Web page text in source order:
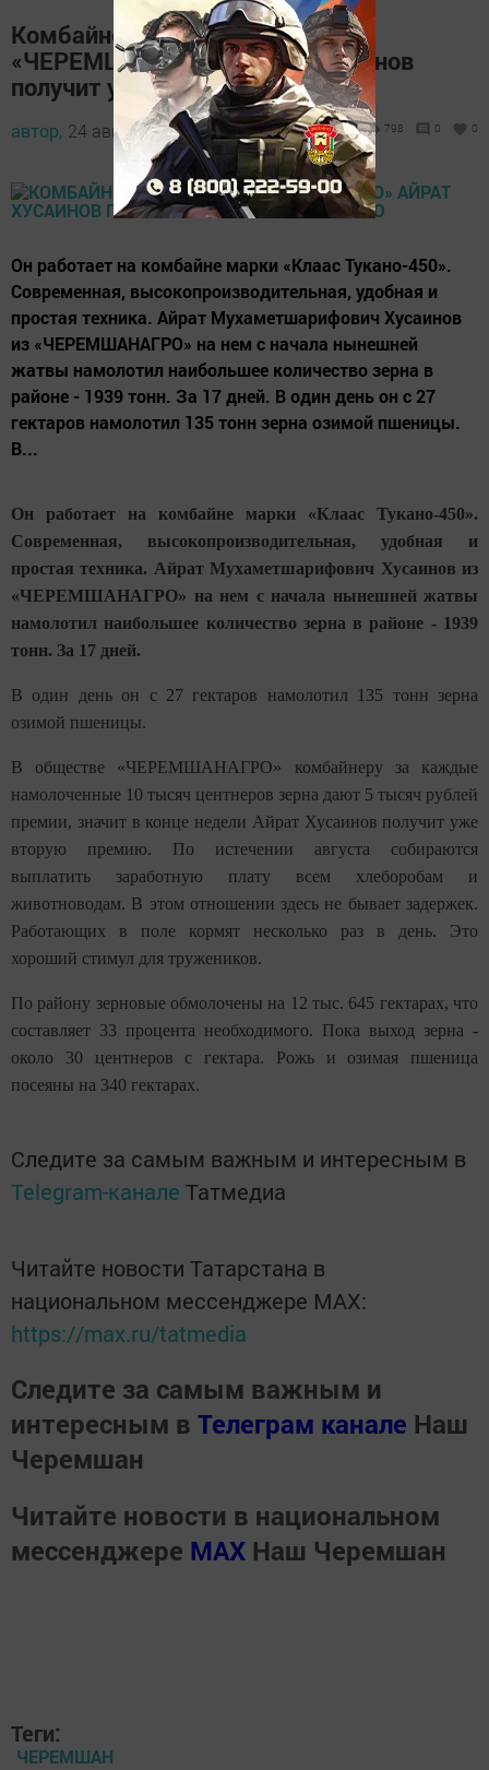
Комбайнер общества
«ЧЕРЕМШАНАГРО» Айрат Хусаинов
получит уже вторую премию
автор, 24 августа 2017 - 06:00 798 0 0
Он работает на комбайне марки «Клаас Тукано-450».
Современная, высокопроизводительная, удобная и
простая техника. Айрат Мухаметшарифович Хусаинов
из «ЧЕРЕМШАНАГРО» на нем с начала нынешней
жатвы намолотил наибольшее количество зерна в
районе - 1939 тонн. За 17 дней. В один день он с 27
гектаров намолотил 135 тонн зерна озимой пшеницы.
В...
Он работает на комбайне марки «Клаас Тукано-450».
Современная, высокопроизводительная, удобная и
простая техника. Айрат Мухаметшарифович Хусаинов из
«ЧЕРЕМШАНАГРО» на нем с начала нынешней жатвы
намолотил наибольшее количество зерна в районе - 1939
тонн. За 17 дней.
В один день он с 27 гектаров намолотил 135 тонн зерна
озимой пшеницы.
В обществе «ЧЕРЕМШАНАГРО» комбайнеру за каждые
намолоченные 10 тысяч центнеров зерна дают 5 тысяч рублей
премии, значит в конце недели Айрат Хусаинов получит уже
вторую премию. По истечении августа собираются
выплатить заработную плату всем хлеборобам и
животноводам. В этом отношении здесь не бывает задержек.
Работающих в поле кормят несколько раз в день. Это
хороший стимул для тружеников.
По району зерновые обмолочены на 12 тыс. 645 гектарах, что
составляет 33 процента необходимого. Пока выход зерна -
около 30 центнеров с гектара. Рожь и озимая пшеница
посеяны на 340 гектарах.
Следите за самым важным и интересным в
Telegram-канале Татмедиа
Читайте новости Татарстана в
национальном мессенджере MАХ:
https://max.ru/tatmedia
Следите за самым важным и
интересным в Телеграм канале Наш
Черемшан
Читайте новости в национальном
мессенджере MАХ Наш Черемшан
Теги:
ЧЕРЕМШАН